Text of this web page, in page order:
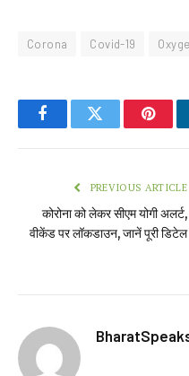
Corona Covid-19
FacebookTwitter
PREVIOUS ARTICLE
कोरोना को लेकर सीएम योगी अलर्ट,
वीकेंड पर लॉकडाउन, जानें पूरी डिटेल